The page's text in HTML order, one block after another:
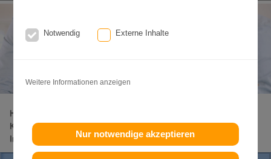
Notwendig Externe Inhalte
Weitere Informationen anzeigen
Nur notwendige akzeptieren
Ganzheitliche-Kieferorthopädie
Home
KFO Erwachsene
Invisalign Invisalign-Teen
Damon
Incognito
Clear-Aligner Patienteninfo